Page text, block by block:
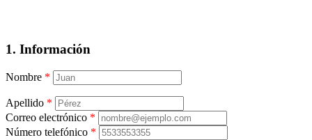
1. Información
Nombre *
Apellido *
Correo electrónico *
Número telefónico *